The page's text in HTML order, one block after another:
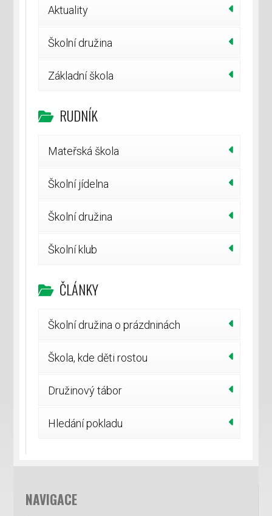
Aktuality
Školní družina
Základní škola
RUDNÍK
Mateřská škola
Školní jídelna
Školní družina
Školní klub
ČLÁNKY
Školní družina o prázdninách
Škola, kde děti rostou
Družinový tábor
Hledání pokladu
NAVIGACE